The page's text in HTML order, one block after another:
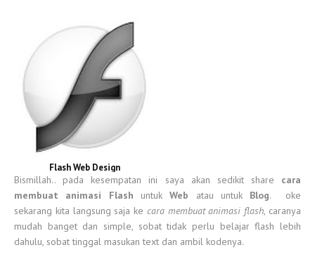
Flash Web Design
Bismillah.. pada kesempatan ini saya akan sedikit share cara
membuat animasi Flash untukWeb atau untuk Blog. oke
sekarang kita langsung saja ke cara membuat animasi flash, caranya
mudah banget dan simple, sobat tidak perlu belajar flash lebih
dahulu, sobat tinggal masukan text dan ambil kodenya.